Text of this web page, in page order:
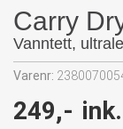
Carry
Vanntett,
Varenr:
249,-